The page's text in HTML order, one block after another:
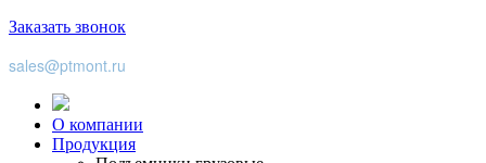
Заказать звонок
sales@ptmont.ru
О компании
Продукция